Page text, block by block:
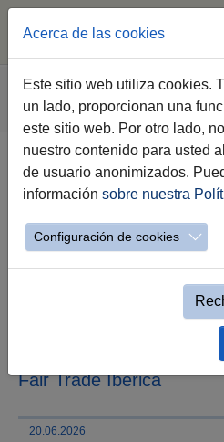
Saltar al contenido principal
Estás aquí:
Jerez.es Webs Municipales
Evento simple Noticias
Jerez Ciudad
sigue creciendo
enmarcados en la
Participación
Jerez en la edición de
comercio justo, y amplía
promocional con
Fair Trade Ibérica
20.06.2026
Acerca de las cookies
Este sitio web utiliza cookies.
un lado, proporcionan una
este sitio web. Por otro lado,
nuestro contenido para usted
de usuario anonimizados.
información sobre nuestra
Configuración de cookies